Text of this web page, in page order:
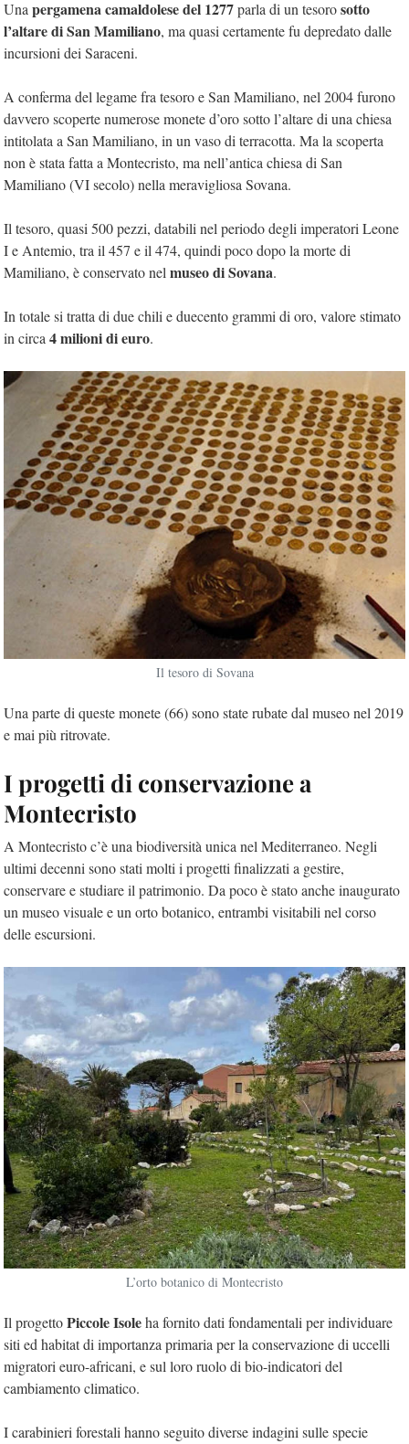
Unapergamena camaldolese del 1277parla di un tesorosotto
l’altare di San Mamiliano, ma quasi certamente fu depredato dalle
incursioni dei Saraceni.
A conferma del legame fra tesoro e San Mamiliano, nel 2004 furono
davvero scoperte numerose monete d’oro sotto l’altare di una chiesa
intitolata a San Mamiliano, in un vaso di terracotta. Ma la scoperta
non è stata fatta a Montecristo, ma nell’antica chiesa di San
Mamiliano (VI secolo) nella meravigliosa Sovana.
Il tesoro, quasi 500 pezzi, databili nel periodo degli imperatori Leone
I e Antemio, tra il 457 e il 474, quindi poco dopo la morte di
Mamiliano, è conservato nelmuseo di Sovana.
In totale si tratta di due chili e duecento grammi di oro, valore stimato
in circa4 milioni di euro.
Il tesoro di Sovana
Una parte di queste monete (66) sono state rubate dal museo nel 2019
e mai più ritrovate.
I progetti di conservazione a
Montecristo
A Montecristo c’è una biodiversità unica nel Mediterraneo. Negli
ultimi decenni sono stati molti i progetti finalizzati a gestire,
conservare e studiare il patrimonio. Da poco è stato anche inaugurato
un museo visuale e un orto botanico, entrambi visitabili nel corso
delle escursioni.
L’orto botanico di Montecristo
Il progettoPiccole Isoleha fornito dati fondamentali per individuare
siti ed habitat di importanza primaria per la conservazione di uccelli
migratori euro-africani, e sul loro ruolo di bio-indicatori del
cambiamento climatico.
I carabinieri forestali hanno seguito diverse indagini sulle specie